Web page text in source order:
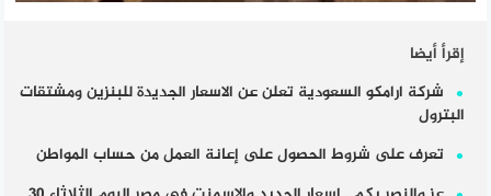
إقرأ أيضا
شركة ارامكو السعودية تعلن عن الاسعار الجديدة للبنزين ومشتقات
البترول
تعرف على شروط الحصول على إعانة العمل من حساب المواطن